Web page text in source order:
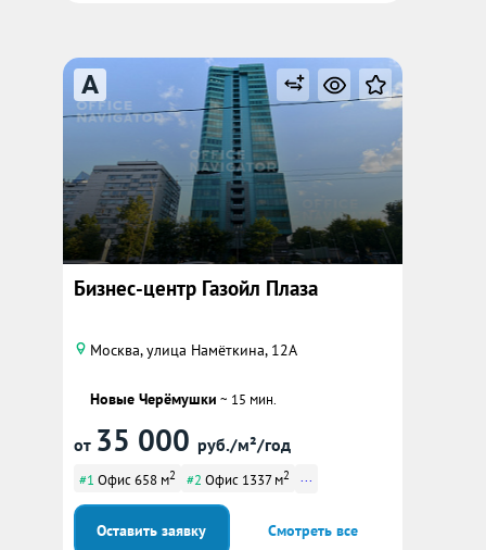
A
Бизнес-центр Газойл Плаза
Москва, улица Намёткина, 12А
Новые Черёмушки ~ 15 мин.
от 35 000 руб./м²/год
#1 Офис 658 м2 #2 Офис 1337 м2 ...
Оставить заявку Смотреть все